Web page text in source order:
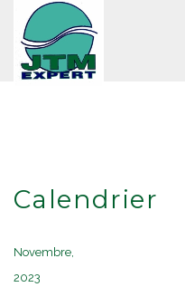
Calendrier
Novembre,
2023